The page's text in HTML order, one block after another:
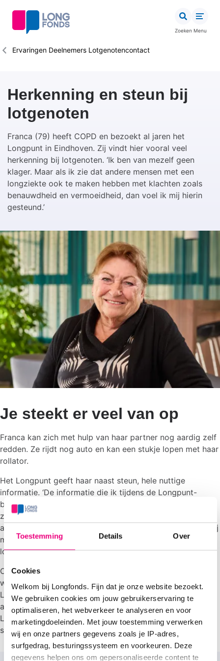
Toestemming Details Over
Cookies
Welkom bij Longfonds. Fijn dat je onze website bezoekt.
We gebruiken cookies om jouw gebruikerservaring te
optimaliseren, het webverkeer te analyseren en voor
marketingdoeleinden. Met jouw toestemming verwerken
wij en onze partners gegevens zoals je IP-adres,
surfgedrag, besturingssysteem en voorkeuren. Deze
gegevens helpen ons om gepersonaliseerde content te
inhoud
Zoeken Menu
Kruimelpad
Ervaringen Deelnemers Lotgenotencontact
Herkenning en steun bij
lotgenoten
Franca (79) heeft COPD en bezoekt al jaren het
Longpunt in Eindhoven. Zij vindt hier vooral veel
herkenning bij lotgenoten. ‘Ik ben van mezelf geen
klager. Maar als ik zie dat andere mensen met een
longziekte ook te maken hebben met klachten zoals
benauwdheid en vermoeidheid, dan voel ik mij hierin
gesteund.’
Je steekt er veel van op
Franca kan zich met hulp van haar partner nog aardig zelf
redden. Ze rijdt nog auto en kan een stukje lopen met haar
rollator.
Het Longpunt geeft haar naast steun, hele nuttige
informatie. ‘De informatie die ik tijdens de Longpunt-
bijeenkomsten krijg, helpt mij in het omgaan met mijn
ziekte. Zoals de laatste bijeenkomst over
ademhalingstechnieken. Ook mijn partner die altijd met mij
meegaat, leert veel bij het Longpunt. Het contact met
lotgenoten is bovendien erg gezellig.’
Om voldoende fit te blijven, traint Franca twee keer per
week bij de fysiotherapeut. Via hem is ze ook bij het
Longpunt terecht gekomen. ‘Ik zeg regelmatig tegen
andere patiënten bij de fysiotherapeut dat ze naar het
Longpunt moeten komen. “Kom een keertje kijken, daar
steek je zoveel van op”!